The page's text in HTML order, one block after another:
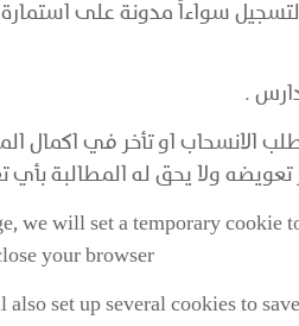
سواءاً مدونة على
.
الانسحاب او تأخر في اكمال
تعويضه ولا يحق له المطالبة
we will set a temporary cookie
your browser.
set up several cookies to